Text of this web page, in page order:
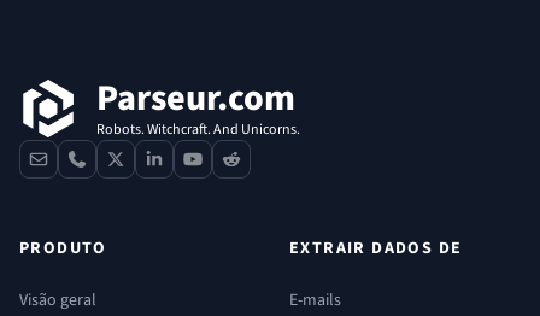
Parseur.com
Robots. Witchcraft. And Unicorns.
contactphone
x linkedinyoutube
reddit
PRODUTO
Visão geral
EXTRAIR DADOS DE
E-mails